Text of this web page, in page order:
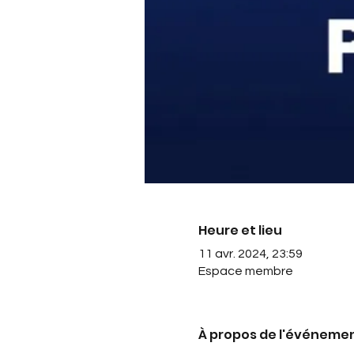
Heure et lieu
11 avr. 2024, 23:59
Espace membre
À propos de